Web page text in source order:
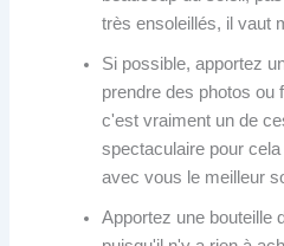
très ensoleillés, il vaut
Si possible, apportez
prendre des photos ou
c'est vraiment un de
spectaculaire pour
avec vous le meilleur
Apportez une bouteille